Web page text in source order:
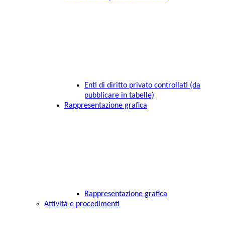
Enti di diritto privato controllati (da
pubblicare in tabelle)
Rappresentazione grafica
Rappresentazione grafica
Attività e procedimenti